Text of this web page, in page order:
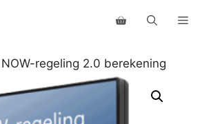
NOW-regeling 2.0 berekening